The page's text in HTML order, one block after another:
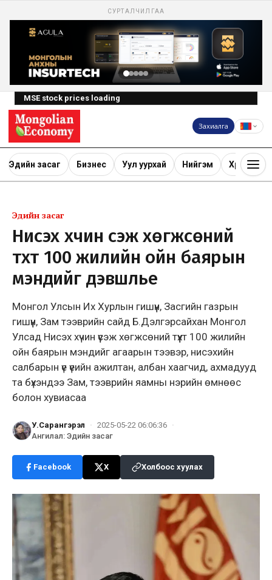
СУРТАЛЧИЛГАА
MSE stock prices loading
Захиалга
Эдийн засаг Бизнес Уул уурхай Нийгэм Хөрөнгө
Эдийн засаг
Нисэх хүчин үүсэж хөгжсөний
түүхт 100 жилийн ойн баярын
мэндийг дэвшүүлье
Монгол Улсын Их Хурлын гишүүн, Засгийн газрын
гишүүн, Зам тээврийн сайд Б.Дэлгэрсайхан Монгол
Улсад Нисэх хүчин үүсэж хөгжсөний түүхт 100 жилийн
ойн баярын мэндийг агаарын тээвэр, нисэхийн
салбарын үе үеийн ажилтан, албан хаагчид, ахмадууд
та бүхэндээ Зам, тээврийн яамны нэрийн өмнөөс
болон хувиасаа
У.Сарангэрэл · 2025-05-22 06:06:36 ·
Ангилал: Эдийн засаг
Facebook X Холбоос хуулах